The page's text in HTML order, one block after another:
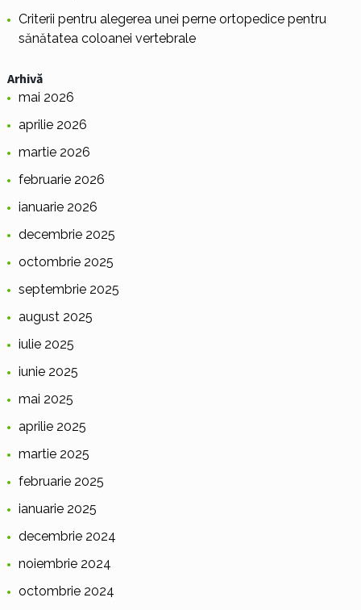
Criterii pentru alegerea unei perne ortopedice pentru
sănătatea coloanei vertebrale
Arhivă
mai 2026
aprilie 2026
martie 2026
februarie 2026
ianuarie 2026
decembrie 2025
octombrie 2025
septembrie 2025
august 2025
iulie 2025
iunie 2025
mai 2025
aprilie 2025
martie 2025
februarie 2025
ianuarie 2025
decembrie 2024
noiembrie 2024
octombrie 2024